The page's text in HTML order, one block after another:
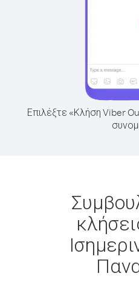
Επιλέξτε «Κλήση Viber